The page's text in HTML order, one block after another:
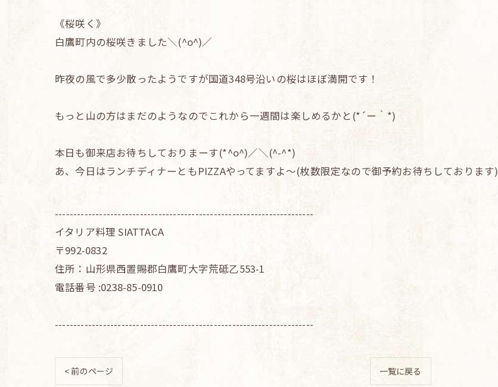
《桜咲く》
白鷹町内の桜咲きました＼(^o^)／
昨夜の風で多少散ったようですが国道348号沿いの桜はほぼ満開です！
もっと山の方はまだのようなのでこれから一週間は楽しめるかと(*´ー｀*)
本日も御来店お待ちしておりまーす(*^o^)／＼(^-^*)
あ、今日はランチディナーともPIZZAやってますよ～(枚数限定なので御予約お待ちしております)
----------------------------------------------------------------------
イタリア料理 SIATTACA
〒992-0832
住所：山形県西置賜郡白鷹町大字荒砥乙553-1
電話番号 :0238-85-0910
----------------------------------------------------------------------
< 前のページ 一覧に戻る